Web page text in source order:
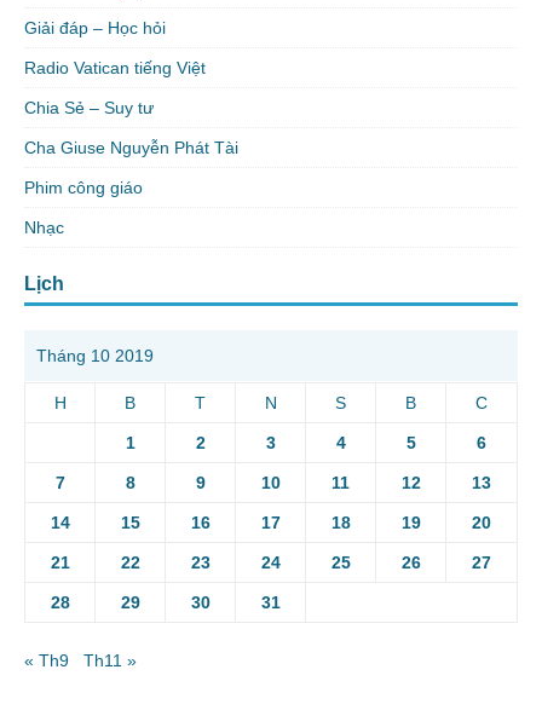
Giải đáp – Học hỏi
Radio Vatican tiếng Việt
Chia Sẻ – Suy tư
Cha Giuse Nguyễn Phát Tài
Phim công giáo
Nhạc
Lịch
Tháng 10 2019
H B T N S B C
1 2 3 4 5 6
7 8 9 10 11 12 13
14 15 16 17 18 19 20
21 22 23 24 25 26 27
28 29 30 31
« Th9 Th11 »